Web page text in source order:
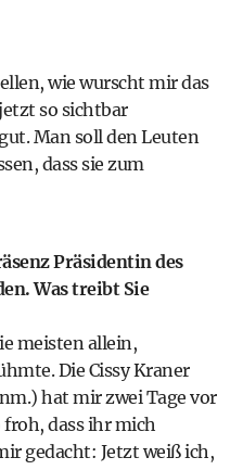
wie wurscht mir das
so sichtbar
Man soll den Leuten
dass sie zum
Präsidentin des
Was treibt Sie
meisten allein,
Die Cissy Kraner
hat mir zwei Tage vor
dass ihr mich
gedacht: Jetzt weiß ich,